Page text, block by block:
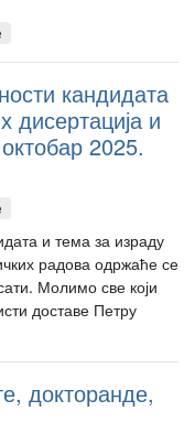
кандидата
дисертација и
2025.
и тема за израду
радова одржаће се
Молимо све који
доставе Петру
докторанде,